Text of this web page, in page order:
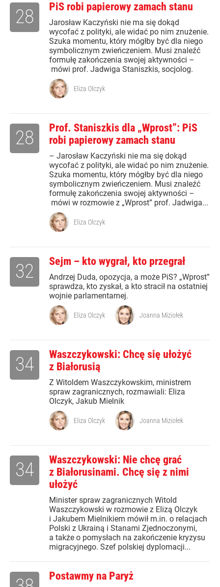
PiS robi papierowy zamach stanu
Jarosław Kaczyński nie ma się dokąd
wycofać z polityki, ale widać po nim znużenie.
Szuka momentu, który mógłby być dla niego
symbolicznym zwieńczeniem. Musi znaleźć
formułę zakończenia swojej aktywności –
mówi prof. Jadwiga Staniszkis, socjolog.
28
Eliza Olczyk
Prof. Staniszkis dla „Wprost”: PiS
robi papierowy zamach stanu
– Jarosław Kaczyński nie ma się dokąd
wycofać z polityki, ale widać po nim znużenie.
Szuka momentu, który mógłby być dla niego
symbolicznym zwieńczeniem. Musi znaleźć
formułę zakończenia swojej aktywności –
mówi w rozmowie z „Wprost” prof. Jadwiga...
28
Eliza Olczyk
Sejm – kto wygrał, kto przegrał
Andrzej Duda, opozycja, a może PiS? „Wprost”
sprawdza, kto zyskał, a kto stracił na ostatniej
wojnie parlamentarnej.
32
Eliza Olczyk Joanna Miziołek
Waszczykowski: Chcę się ułożyć
z Białorusią
Z Witoldem Waszczykowskim, ministrem
spraw zagranicznych, rozmawiali: Eliza
Olczyk, Jakub Mielnik
34
Eliza Olczyk Joanna Miziołek
Waszczykowski: Nie chcę grać
z Białorusinami. Chcę się z nimi
ułożyć
Minister spraw zagranicznych Witold
Waszczykowski w rozmowie z Elizą Olczyk
i Jakubem Mielnikiem mówił m.in. o relacjach
Polski z Ukrainą i Stanami Zjednoczonymi,
a także o pomysłach na zakończenie kryzysu
migracyjnego. Szef polskiej dyplomacji...
34
Postawmy na Paryż